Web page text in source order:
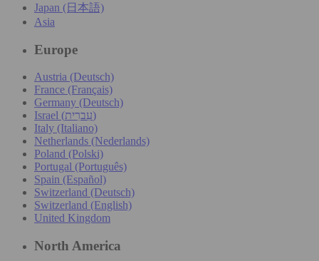
Japan (日本語)
Asia
Europe
Austria (Deutsch)
France (Français)
Germany (Deutsch)
Israel (עִברִית)
Italy (Italiano)
Netherlands (Nederlands)
Poland (Polski)
Portugal (Português)
Spain (Español)
Switzerland (Deutsch)
Switzerland (English)
United Kingdom
North America